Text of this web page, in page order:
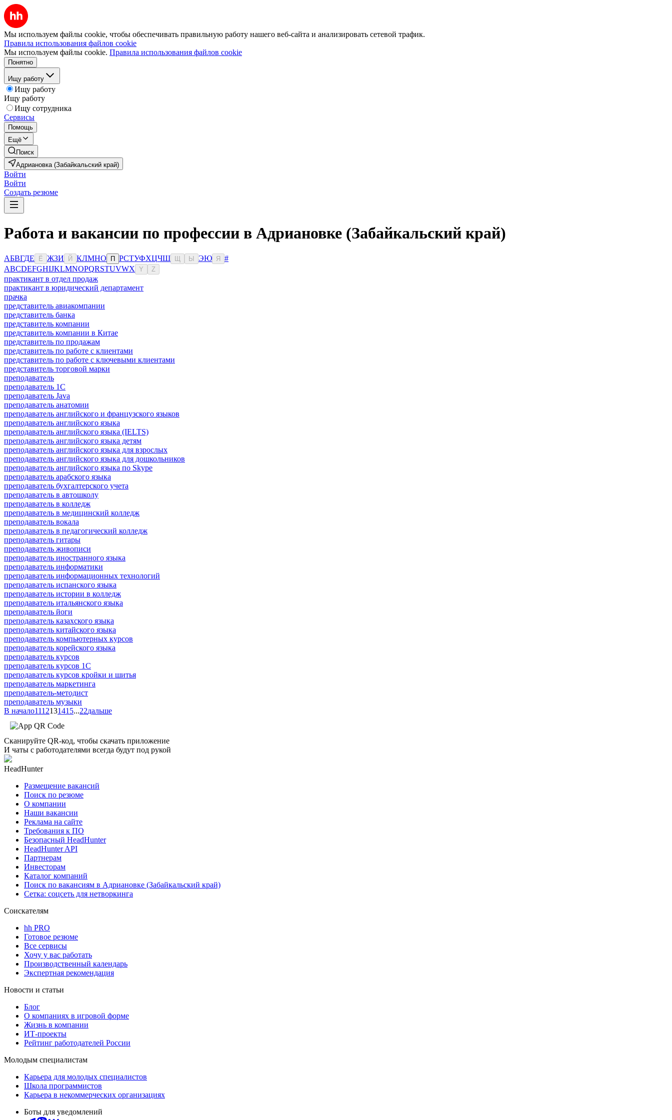
Мы используем файлы cookie, чтобы обеспечивать правильную работу нашего веб-сайта и анализировать сетевой трафик.
Правила использования файлов cookie
Мы используем файлы cookie. Правила использования файлов cookie
Понятно
Ищу работу
Ищу работу
Ищу работу
Ищу сотрудника
Сервисы
Помощь
Ещё
Поиск
Адриановка (Забайкальский край)
Войти
Войти
Создать резюме
Работа и вакансии по профессии в Адриановке (Забайкальский край)
АБВГДЕ Ё ЖЗИ Й КЛМНО П РСТУФХЦЧШ Ы ЭЮ Я
#
ABCDEFGHIJKLMNOPQRSTUVWX Y Z
практикант в отдел продаж
практикант в юридический департамент
прачка
представитель авиакомпании
представитель банка
представитель компании
представитель компании в Китае
представитель по продажам
представитель по работе с клиентами
представитель по работе с ключевыми клиентами
представитель торговой марки
преподаватель
преподаватель 1С
преподаватель Java
преподаватель анатомии
преподаватель английского и французского языков
преподаватель английского языка
преподаватель английского языка (IELTS)
преподаватель английского языка детям
преподаватель английского языка для взрослых
преподаватель английского языка для дошкольников
преподаватель английского языка по Skype
преподаватель арабского языка
преподаватель бухгалтерского учета
преподаватель в автошколу
преподаватель в колледж
преподаватель в медицинский колледж
преподаватель вокала
преподаватель в педагогический колледж
преподаватель гитары
преподаватель живописи
преподаватель иностранного языка
преподаватель информатики
преподаватель информационных технологий
преподаватель испанского языка
преподаватель истории в колледж
преподаватель итальянского языка
преподаватель йоги
преподаватель казахского языка
преподаватель китайского языка
преподаватель компьютерных курсов
преподаватель корейского языка
преподаватель курсов
преподаватель курсов 1С
преподаватель курсов кройки и шитья
преподаватель маркетинга
преподаватель-методист
преподаватель музыки
В начало1112131415...22дальше
Сканируйте QR-код, чтобы скачать приложение
И чаты с работодателями всегда будут под рукой
HeadHunter
Размещение вакансий
Поиск по резюме
О компании
Наши вакансии
Реклама на сайте
Требования к ПО
Безопасный HeadHunter
HeadHunter API
Партнерам
Инвесторам
Каталог компаний
Поиск по вакансиям в Адриановке (Забайкальский край)
Сетка: соцсеть для нетворкинга
Соискателям
hh PRO
Готовое резюме
Все сервисы
Хочу у вас работать
Производственный календарь
Экспертная рекомендация
Новости и статьи
Блог
О компаниях в игровой форме
Жизнь в компании
ИТ-проекты
Рейтинг работодателей России
Молодым специалистам
Карьера для молодых специалистов
Школа программистов
Карьера в некоммерческих организациях
Боты для уведомлений